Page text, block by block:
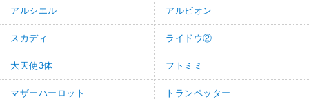
アルシエル アルビオン
スカディ ライドウ②
大天使3体 フトミミ
マザーハーロット トランペッター